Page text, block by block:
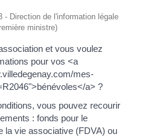
- Direction de l'information légale
ministre)
et vous voulez
pour vos <a
mes-
a> ?
vous pouvez recourir
: fonds pour le
la vie associative (FDVA) ou